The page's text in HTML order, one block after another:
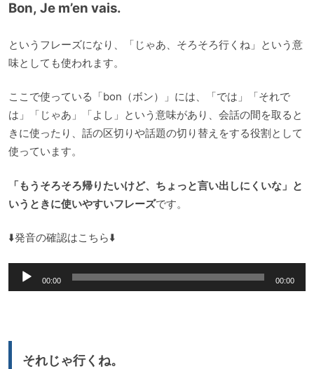
Bon, Je m’en vais.
というフレーズになり、「じゃあ、そろそろ行くね」という意
味としても使われます。
ここで使っている「bon（ボン）」には、「では」「それで
は」「じゃあ」「よし」という意味があり、会話の間を取ると
きに使ったり、話の区切りや話題の切り替えをする役割として
使っています。
「もうそろそろ帰りたいけど、ちょっと言い出しにくいな」と
いうときに使いやすいフレーズです。
⬇️発音の確認はこちら⬇️
声
00:00 00:00
それじゃ行くね。